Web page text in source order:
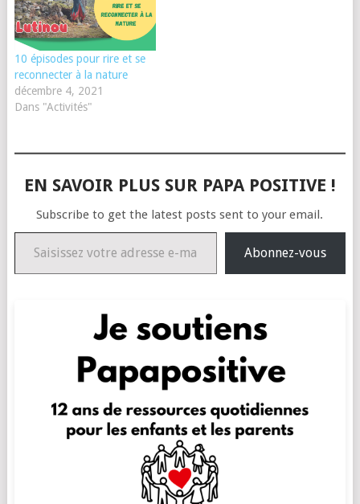
10 épisodes pour rire et se
reconnecter à la nature
décembre 4, 2021
Dans "Activités"
EN SAVOIR PLUS SUR PAPA POSITIVE !
Subscribe to get the latest posts sent to your email.
Saisissez votre adresse e-mail…
Abonnez-vous